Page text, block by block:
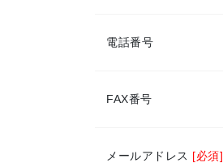
電話番号
FAX番号
メールアドレス [必須]